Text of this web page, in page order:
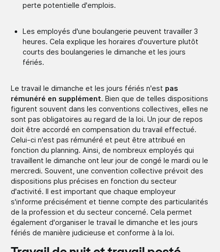
perte potentielle d'emplois.
Les employés d'une boulangerie peuvent travailler 3
heures. Cela explique les horaires d'ouverture plutôt
courts des boulangeries le dimanche et les jours
fériés.
Le travail le dimanche et les jours fériés n'est pas
rémunéré en supplément. Bien que de telles dispositions
figurent souvent dans les conventions collectives, elles ne
sont pas obligatoires au regard de la loi. Un jour de repos
doit être accordé en compensation du travail effectué.
Celui-ci n'est pas rémunéré et peut être attribué en
fonction du planning. Ainsi, de nombreux employés qui
travaillent le dimanche ont leur jour de congé le mardi ou le
mercredi. Souvent, une convention collective prévoit des
dispositions plus précises en fonction du secteur
d'activité. Il est important que chaque employeur
s'informe précisément et tienne compte des particularités
de la profession et du secteur concerné. Cela permet
également d'organiser le travail le dimanche et les jours
fériés de manière judicieuse et conforme à la loi.